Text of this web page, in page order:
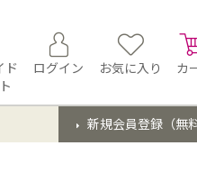
ド
ログイン お気に入り カ
新規会員登録（無料